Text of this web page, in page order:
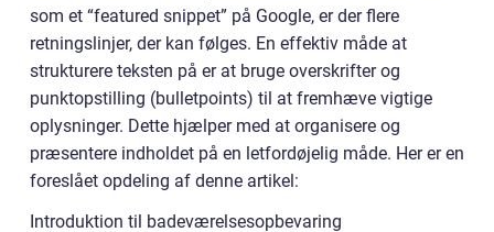
som et “featured snippet” på Google, er der flere
retningslinjer, der kan følges. En effektiv måde at
strukturere teksten på er at bruge overskrifter og
punktopstilling (bulletpoints) til at fremhæve vigtige
oplysninger. Dette hjælper med at organisere og
præsentere indholdet på en letfordøjelig måde. Her er en
foreslået opdeling af denne artikel:
Introduktion til badeværelsesopbevaring